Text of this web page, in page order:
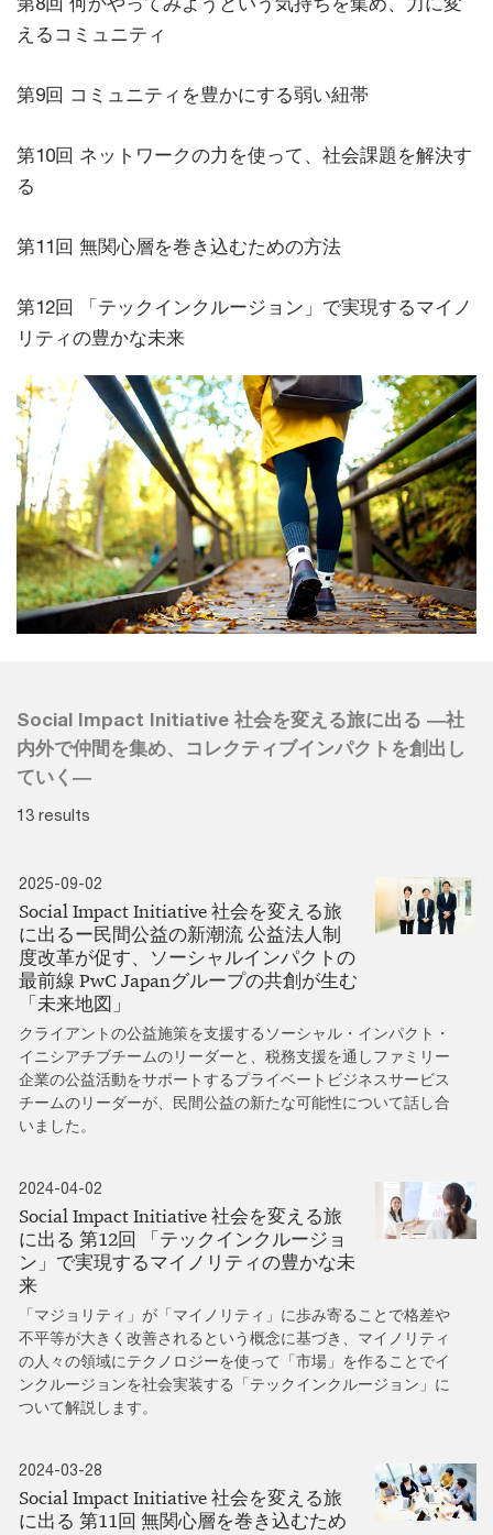
えるコミュニティ
第9回 コミュニティを豊かにする弱い紐帯
第10回 ネットワークの力を使って、社会課題を解決す
る
第11回 無関心層を巻き込むための方法
第12回 「テックインクルージョン」で実現するマイノ
リティの豊かな未来
Social Impact Initiative 社会を変える旅に出る ―社
内外で仲間を集め、コレクティブインパクトを創出し
ていく―
13 results
2025-09-02
Social Impact Initiative 社会を変える旅
に出るー民間公益の新潮流 公益法人制
度改革が促す、ソーシャルインパクトの
最前線 PwC Japanグループの共創が生む
「未来地図」
クライアントの公益施策を支援するソーシャル・インパクト・
イニシアチブチームのリーダーと、税務支援を通しファミリー
企業の公益活動をサポートするプライベートビジネスサービス
チームのリーダーが、民間公益の新たな可能性について話し合
いました。
2024-04-02
Social Impact Initiative 社会を変える旅
に出る 第12回 「テックインクルージョ
ン」で実現するマイノリティの豊かな未
来
「マジョリティ」が「マイノリティ」に歩み寄ることで格差や
不平等が大きく改善されるという概念に基づき、マイノリティ
の人々の領域にテクノロジーを使って「市場」を作ることでイ
ンクルージョンを社会実装する「テックインクルージョン」に
ついて解説します。
2024-03-28
Social Impact Initiative 社会を変える旅
に出る 第11回 無関心層を巻き込むため